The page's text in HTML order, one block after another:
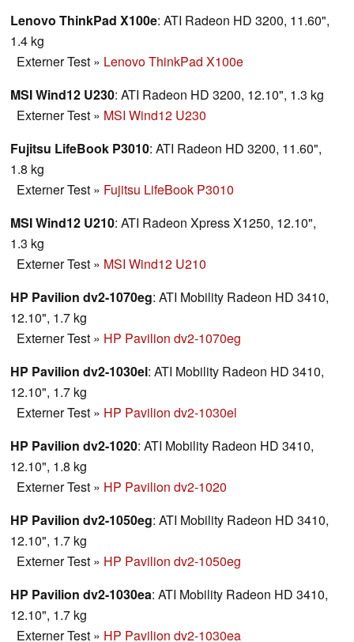
Lenovo ThinkPad X100e: ATI Radeon HD 3200, 11.60",
1.4 kg
Externer Test » Lenovo ThinkPad X100e
MSI Wind12 U230: ATI Radeon HD 3200, 12.10", 1.3 kg
Externer Test » MSI Wind12 U230
Fujitsu LifeBook P3010: ATI Radeon HD 3200, 11.60",
1.8 kg
Externer Test » Fujitsu LifeBook P3010
MSI Wind12 U210: ATI Radeon Xpress X1250, 12.10",
1.3 kg
Externer Test » MSI Wind12 U210
HP Pavilion dv2-1070eg: ATI Mobility Radeon HD 3410,
12.10", 1.7 kg
Externer Test » HP Pavilion dv2-1070eg
HP Pavilion dv2-1030el: ATI Mobility Radeon HD 3410,
12.10", 1.7 kg
Externer Test » HP Pavilion dv2-1030el
HP Pavilion dv2-1020: ATI Mobility Radeon HD 3410,
12.10", 1.8 kg
Externer Test » HP Pavilion dv2-1020
HP Pavilion dv2-1050eg: ATI Mobility Radeon HD 3410,
12.10", 1.7 kg
Externer Test » HP Pavilion dv2-1050eg
HP Pavilion dv2-1030ea: ATI Mobility Radeon HD 3410,
12.10", 1.7 kg
Externer Test » HP Pavilion dv2-1030ea